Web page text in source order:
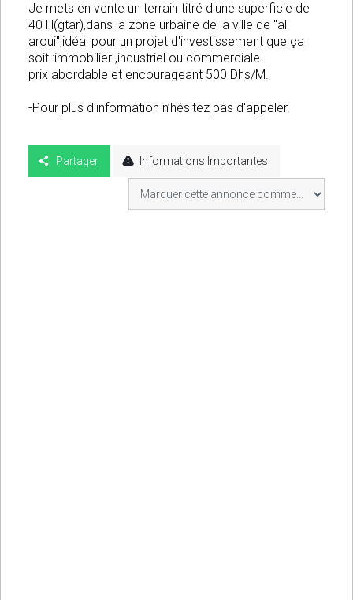
Je mets en vente un terrain titré d'une superficie de
40 H(gtar),dans la zone urbaine de la ville de "al
aroui",idéal pour un projet d'investissement que ça
soit :immobilier ,industriel ou commerciale.
prix abordable et encourageant 500 Dhs/M.
-Pour plus d'information n’hésitez pas d'appeler.
Partager Informations Importantes